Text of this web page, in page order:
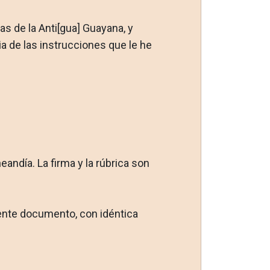
de la Anti[gua] Guayana, y
de las instruc­ciones que le he
La firma y la rúbrica son
documento, con idéntica